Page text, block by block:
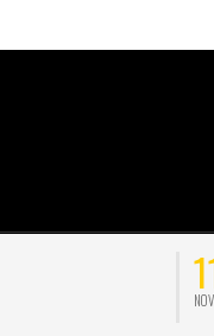
MILLE VINGT ET UN,